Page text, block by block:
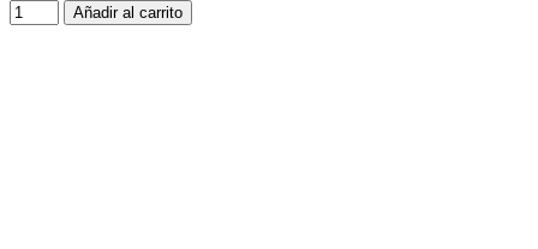
Añadir al carrito